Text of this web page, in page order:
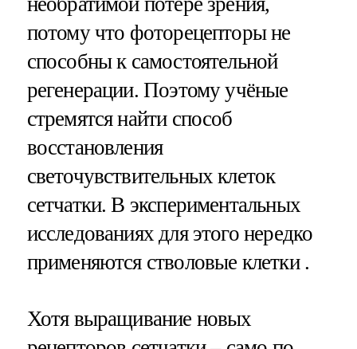
потому что фоторецепторы не
способны к самостоятельной
регенерации. Поэтому учёные
стремятся найти способ
восстановления
светочувствительных клеток
сетчатки. В экспериментальных
исследованиях для этого нередко
применяются стволовые клетки .
Хотя выращивание новых